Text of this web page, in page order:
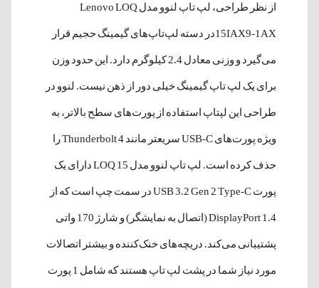
از نظر طراحی، لپ تاپ لنوو مدل Lenovo LOQ
15IAX9-1AXدر دسته لپ‌تاپ‌های گیمینگ حجیم قرار
می‌گیرد و وزنی معادل 2.4 کیلوگرم دارد. این حدود وزن
برای یک لپ تاپ گیمینگ خیلی دور از ذهن نیست. لنوو در
طراحی این لپتاپ استفاده از پورت‌های سطح بالاتر، به
ویژه پورت‌های USB-C سریعتر مانند Thunderbolt 4 را
حذف کرده است. لپ تاپ لنوو مدل LOQ 15 دارای یک
پورت USB 3.2 Gen 2 Type-C در سمت چپ است که از
DisplayPort 1.4 (اتصال به نمایشگر) و شارژ 170 واتی
پشتیبانی می‌کند. دریچه‌های خنک‌کننده و بیشتر اتصالات
مورد نیاز شما در پشت لپ تاپ هستند که شامل 1 پورت